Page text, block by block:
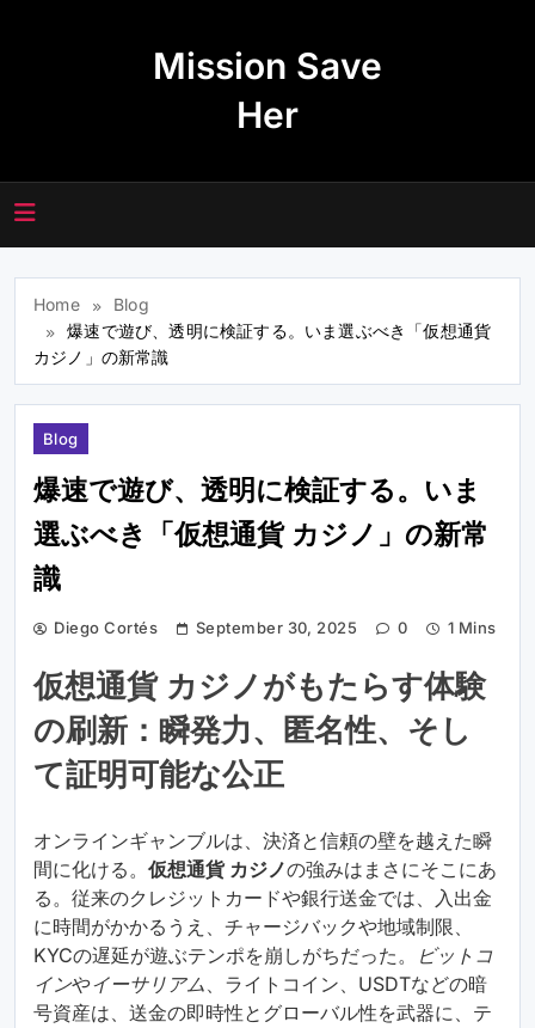
Mission Save
Her
Home
Blog
爆速で遊び、透明に検証する。いま選ぶべき「仮想通貨
カジノ」の新常識
Blog
爆速で遊び、透明に検証する。いま
選ぶべき「仮想通貨 カジノ」の新常
識
Diego Cortés September 30, 2025 0 1 Mins
仮想通貨 カジノがもたらす体験
の刷新：瞬発力、匿名性、そし
て証明可能な公正
オンラインギャンブルは、決済と信頼の壁を越えた瞬
間に化ける。 仮想通貨 カジノの強みはまさにそこにあ
る。従来のクレジットカードや銀行送金では、入出金
に時間がかかるうえ、チャージバックや地域制限、
KYCの遅延が遊ぶテンポを崩しがちだった。
ビットコ
インやイーサリアム、ライトコイン、USDTなどの暗
号資産は、送金の即時性とグローバル性を武器に、テ